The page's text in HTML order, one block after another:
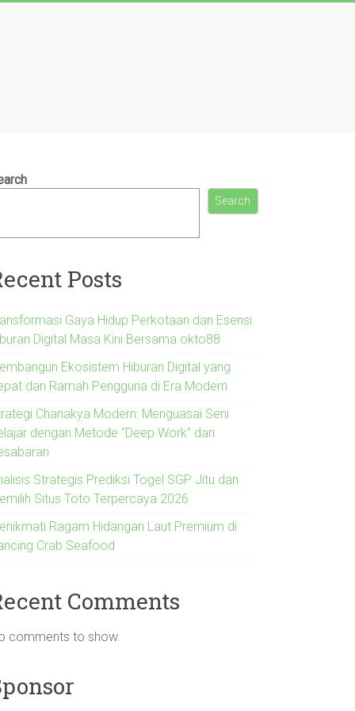
Search
Posts
Gaya Hidup Perkotaan dan Esensi
Digital Masa Kini Bersama okto88
Ekosistem Hiburan Digital yang
dan Ramah Pengguna di Era Modern
Chanakya Modern: Menguasai Seni
dengan Metode “Deep Work” dan
Strategis Prediksi Togel SGP Jitu dan
Situs Toto Terpercaya 2026
Ragam Hidangan Laut Premium di
Crab Seafood
Comments
comments to show.